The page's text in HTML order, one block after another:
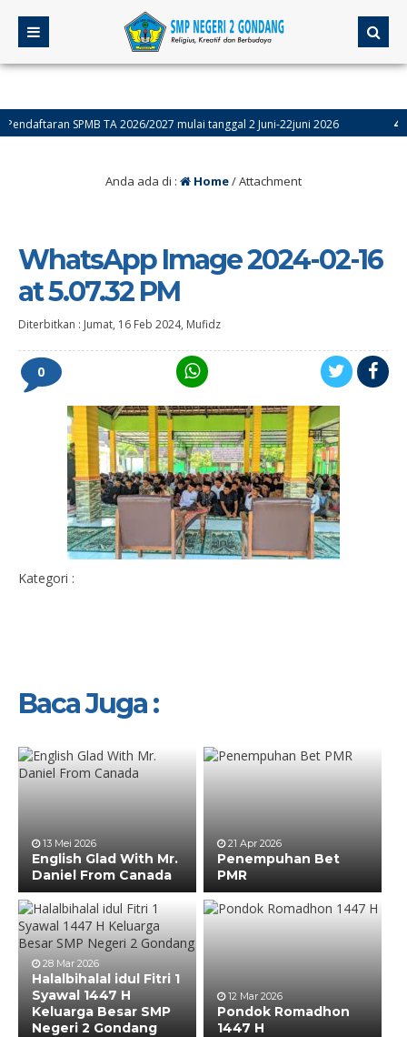
SPMB TA 2026/2027 mulai tanggal 2 Juni-22juni 2026 4
Anda ada di : Home/ Attachment
WhatsApp Image 2024-02-16
at 5.07.32 PM
Diterbitkan : Jumat, 16 Feb 2024, Mufidz
0
Kategori :
Baca Juga :
13 Mei 2026
English Glad With Mr.
Daniel From Canada
21 Apr 2026
Penempuhan Bet
PMR
28 Mar 2026
Halalbihalal idul Fitri 1
Syawal 1447 H
Keluarga Besar SMP
Negeri 2 Gondang
12 Mar 2026
Pondok Romadhon
1447 H